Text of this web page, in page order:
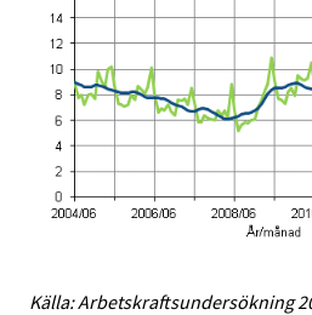
Källa: Arbetskraftsundersökning